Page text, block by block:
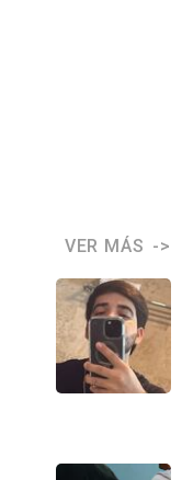
VER MÁS